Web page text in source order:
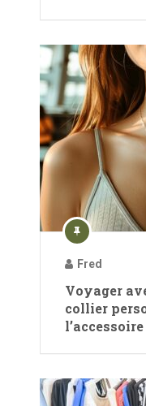
Fred
Voyager
collier